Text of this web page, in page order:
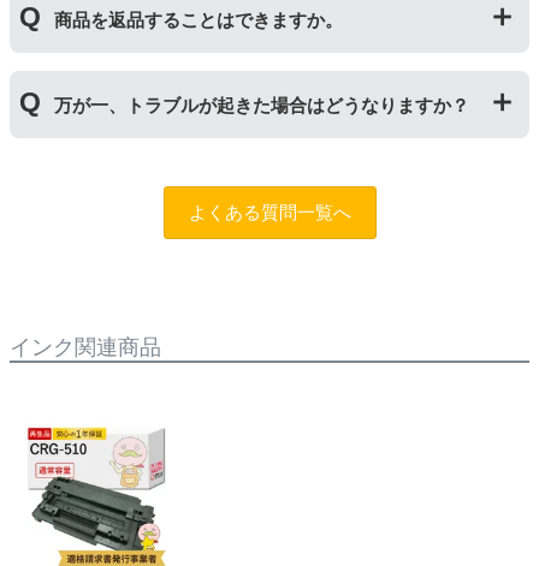
しいものに交換してください。
サイクルトナー/ドラムに限り、レビューをご投稿いただ
くことで保証期間が2年に延長されます。
保証期間の2年以内に使い切るようお願いいたします。
商品を返品することはできますか。
用未開封の場合であっても対応することができません。
ご購入前に商品の型番などをよくご確認ください。な
ますので、お手数ですが当店までお問い合わせくださ
万が一、トラブルが起きた場合はどうなりますか？
問合フォーム
ふたつの保証」を設けておりますので、ご購入
よくある質問一覧へ
インク関連商品